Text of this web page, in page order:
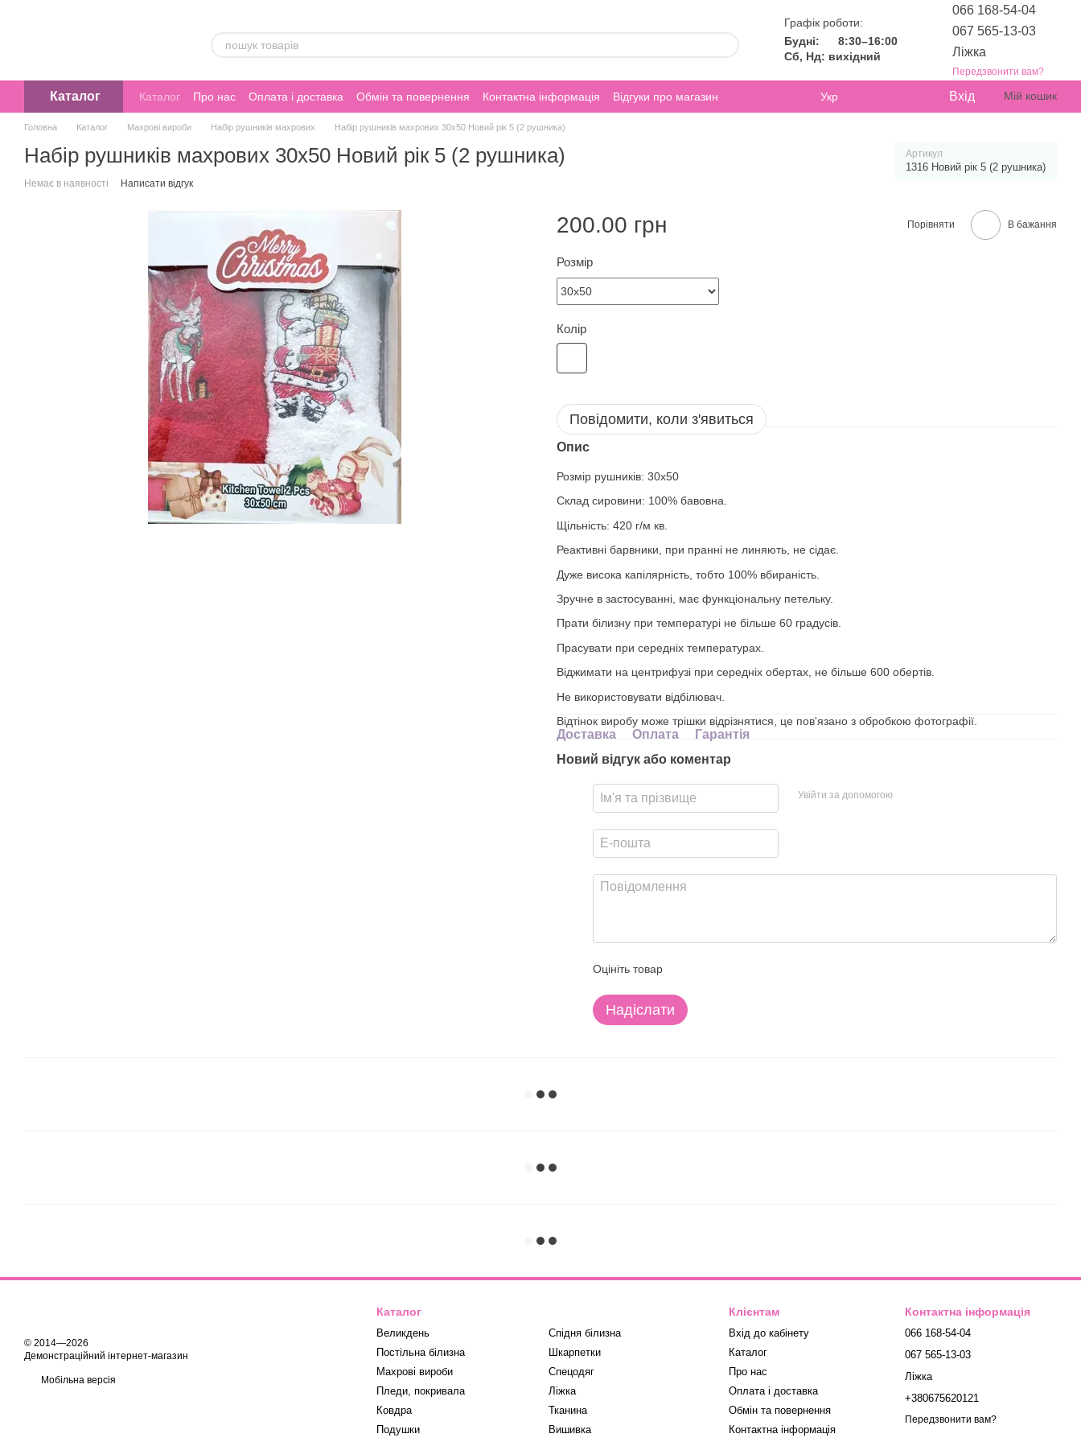
Графік роботи:
Будні:
8:30–16:00
Сб, Нд: вихідний
066 168-54-04
067 565-13-03
Ліжка
Передзвонити вам?
Каталог Каталог Про нас Оплата і доставка Обмін та повернення Контактна інформація Відгуки про магазин Укр Вхід Мій кошик
Головна Каталог Махрові вироби Набір рушників махрових Набір рушників махрових 30х50 Новий рік 5 (2 рушника)
Набір рушників махрових 30х50 Новий рік 5 (2 рушника) Артикул
1316 Новий рік 5 (2 рушника)
Немає в наявності Написати відгук
200.00 грн Порівняти В бажання
Розмір
Колір
Повідомити, коли з'явиться
Опис
Розмір рушників: 30х50
Склад сировини: 100% бавовна.
Щільність: 420 г/м кв.
Реактивні барвники, при пранні не линяють, не сідає.
Дуже висока капілярність, тобто 100% вбираність.
Зручне в застосуванні, має функціональну петельку.
Прати білизну при температурі не більше 60 градусів.
Прасувати при середніх температурах.
Віджимати на центрифузі при середніх обертах, не більше 600 обертів.
Не використовувати відбілювач.
Відтінок виробу може трішки відрізнятися, це пов'язано з обробкою фотографії.
Доставка Оплата
Гарантія
Новий відгук або коментар
Увійти за допомогою
Оцініть товар
Надіслати
© 2014—2026
Демонстраційний інтернет-магазин
Мобільна версія
Каталог
Великдень
Постільна білизна
Махрові вироби
Пледи, покривала
Ковдра
Подушки
Спідня білизна
Шкарпетки
Спецодяг
Ліжка
Тканина
Вишивка
Клієнтам
Вхід до кабінету
Каталог
Про нас
Оплата і доставка
Обмін та повернення
Контактна інформація
Контактна інформація
066 168-54-04
067 565-13-03
Ліжка
+380675620121
Передзвонити вам?